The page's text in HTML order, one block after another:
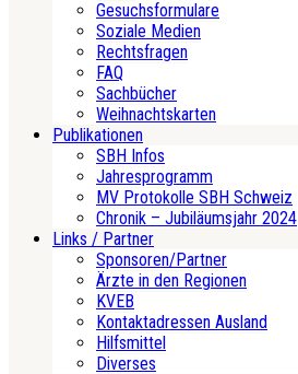
Gesuchsformulare
Soziale Medien
Rechtsfragen
FAQ
Sachbücher
Weihnachtskarten
Publikationen
SBH Infos
Jahresprogramm
MV Protokolle SBH Schweiz
Chronik – Jubiläumsjahr 2024
Links / Partner
Sponsoren/Partner
Ärzte in den Regionen
KVEB
Kontaktadressen Ausland
Hilfsmittel
Diverses